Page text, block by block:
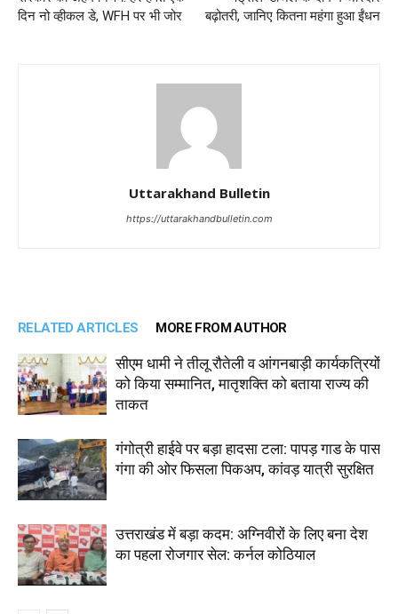
दिन नो व्हीकल डे, WFH पर भी जोर
बढ़ोतरी, जानिए कितना महंगा हुआ ईंधन
Uttarakhand Bulletin
https://uttarakhandbulletin.com
RELATED ARTICLES MORE FROM AUTHOR
सीएम धामी ने तीलू रौतेली व आंगनबाड़ी कार्यकत्रियों
को किया सम्मानित, मातृशक्ति को बताया राज्य की
ताकत
गंगोत्री हाईवे पर बड़ा हादसा टला: पापड़ गाड के पास
गंगा की ओर फिसला पिकअप, कांवड़ यात्री सुरक्षित
उत्तराखंड में बड़ा कदम: अग्निवीरों के लिए बना देश
का पहला रोजगार सेल: कर्नल कोठियाल